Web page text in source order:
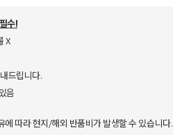
수!
X
드립니다.
음
따라 현지/해외 반품비가 발생할 수 있습니다.